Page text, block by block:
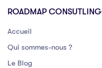
ROADMAP CONSUTLING
Accueil
Qui sommes-nous ?
Le Blog